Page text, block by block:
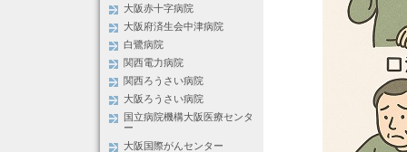
大阪赤十字病院
大阪府済生会中津病院
白鷺病院
関西電力病院
関西ろうさい病院
大阪ろうさい病院
国立病院機構大阪医療センタ
ー
大阪国際がんセンター